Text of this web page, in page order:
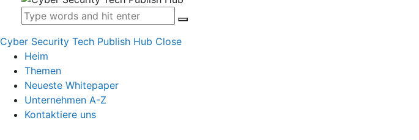
Cyber Security Tech Publish Hub Close
Heim
Themen
Neueste Whitepaper
Unternehmen A-Z
Kontaktiere uns